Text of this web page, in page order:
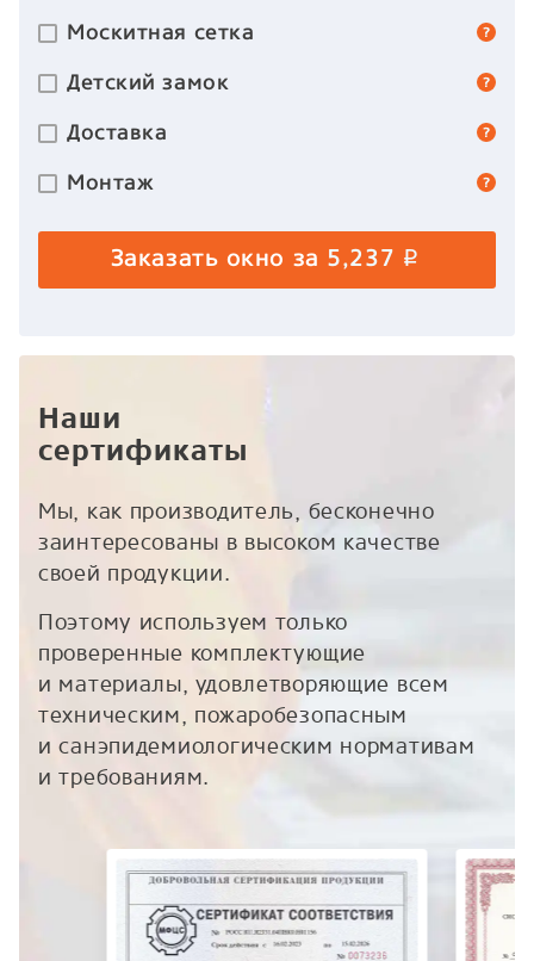
Москитная сетка
Детский замок
Доставка
Монтаж
Заказать окно за 5,237 p
Наши
сертификаты
Мы, как производитель, бесконечно
заинтересованы в высоком качестве
своей продукции.
Поэтому используем только
проверенные комплектующие
и материалы, удовлетворяющие всем
техническим, пожаробезопасным
и санэпидемиологическим нормативам
и требованиям.